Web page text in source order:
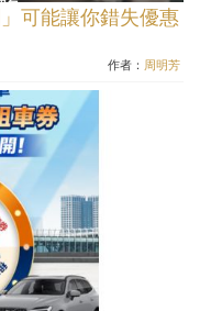
可能讓你錯失優惠
作者： 周明芳